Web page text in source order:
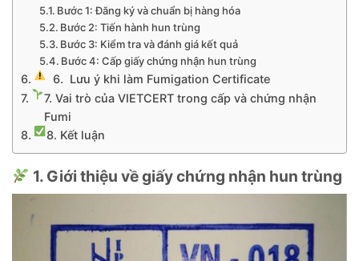
Bước 1: Đăng ký và chuẩn bị hàng hóa
Bước 2: Tiến hành hun trùng
Bước 3: Kiểm tra và đánh giá kết quả
Bước 4: Cấp giấy chứng nhận hun trùng
6. Lưu ý khi làm Fumigation Certificate
7. Vai trò của VIETCERT trong cấp và chứng nhận
Fumi
8. Kết luận
1. Giới thiệu về giấy chứng nhận hun trùng